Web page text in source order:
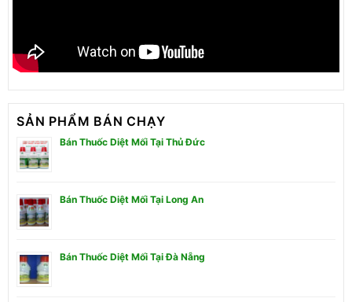
SẢN PHẨM BÁN CHẠY
Bán Thuốc Diệt Mối Tại Thủ Đức
Bán Thuốc Diệt Mối Tại Long An
Bán Thuốc Diệt Mối Tại Đà Nẵng